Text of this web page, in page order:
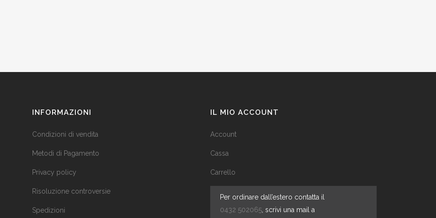
INFORMAZIONI
Condizioni di vendita
Metodi di Pagamento
Privacy policy
Risoluzione controversie
Spedizioni
IL MIO ACCOUNT
Account
Cassa
Carrello
Per ordinare dall’estero contatta il
0432 502065 , scrivi una mail a